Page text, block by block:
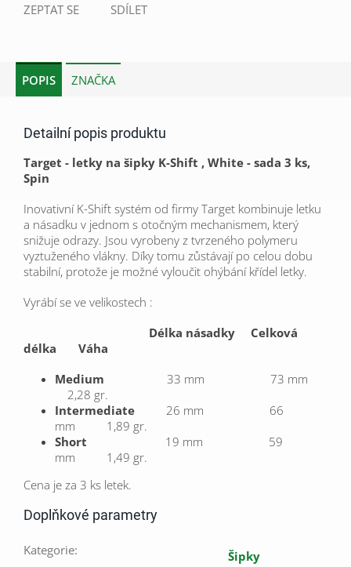
ZEPTAT SE SDÍLET
POPIS ZNAČKA
Detailní popis produktu
Target - letky na šipky K-Shift , White - sada 3 ks,
Spin
Inovativní K-Shift systém od firmy Target kombinuje letku
a násadku v jednom s otočným mechanismem, který
snižuje odrazy. Jsou vyrobeny z tvrzeného polymeru
vyztuženého vlákny. Díky tomu zůstávají po celou dobu
stabilní, protože je možné vyloučit ohýbání křídel letky.
Vyrábí se ve velikostech :
Délka násadky Celková
délka Váha
Medium 33 mm 73 mm
2,28 gr.
Intermediate 26 mm 66
mm 1,89 gr.
Short 19 mm 59
mm 1,49 gr.
Cena je za 3 ks letek.
Doplňkové parametry
Kategorie:
Šipky